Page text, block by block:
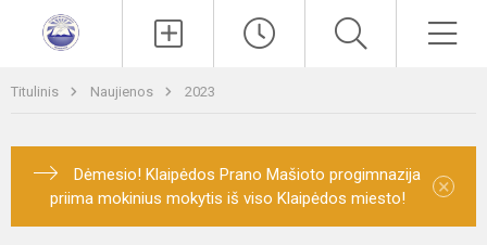
Titulinis Naujienos 2023
Dėmesio! Klaipėdos Prano Mašioto progimnazija
priima mokinius mokytis iš viso Klaipėdos miesto!
×